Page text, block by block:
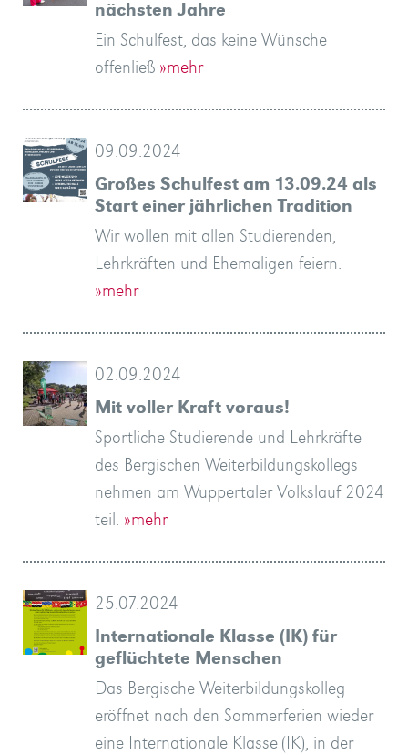
nächsten Jahre
Ein Schulfest, das keine Wünsche
offenließ »mehr
09.09.2024
Großes Schulfest am 13.09.24 als
Start einer jährlichen Tradition
Wir wollen mit allen Studierenden,
Lehrkräften und Ehemaligen feiern.
»mehr
02.09.2024
Mit voller Kraft voraus!
Sportliche Studierende und Lehrkräfte
des Bergischen Weiterbildungskollegs
nehmen am Wuppertaler Volkslauf 2024
teil. »mehr
25.07.2024
Internationale Klasse (IK) für
geflüchtete Menschen
Das Bergische Weiterbildungskolleg
eröffnet nach den Sommerferien wieder
eine Internationale Klasse (IK), in der